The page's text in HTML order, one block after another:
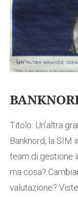
Titolo: Un’altra
Banknord, la SIM
team di gestione
ma cosa?
valutazione?